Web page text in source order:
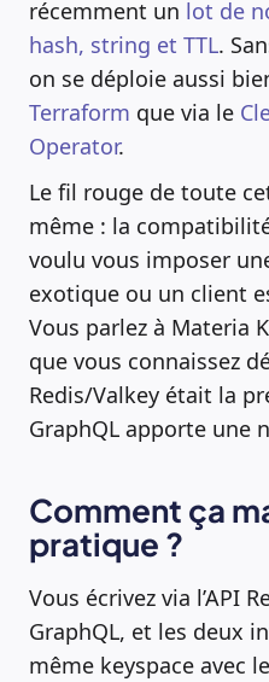
récemment un lot de
hash, string et TTL.
on se déploie aussi
Terraform que via le
Operator.
Le fil rouge de toute
même : la
voulu vous imposer
exotique ou un client
Vous parlez à Materia
que vous connaissez
Redis/Valkey était la
GraphQL apporte une
Comment ça
pratique ?
Vous écrivez via l’API
GraphQL, et les deux
même keyspace avec le